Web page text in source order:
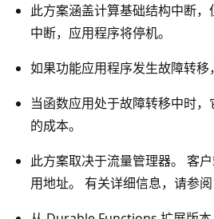
此方案涵盖计算基础结构中断
中断，应用程序将停机。
如果功能应用程序发生故障转移
当函数应用处于故障转移中时
的成本。
此方案取决于流量管理器。 客
用地址。 有关详细信息，请参阅